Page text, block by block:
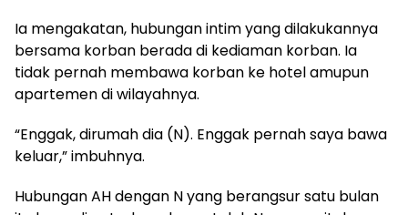
Ia mengakatan, hubungan intim yang dilakukannya
bersama korban berada di kediaman korban. Ia
tidak pernah membawa korban ke hotel amupun
apartemen di wilayahnya.
“Enggak, dirumah dia (N). Enggak pernah saya bawa
keluar,” imbuhnya.
Hubungan AH dengan N yang berangsur satu bulan